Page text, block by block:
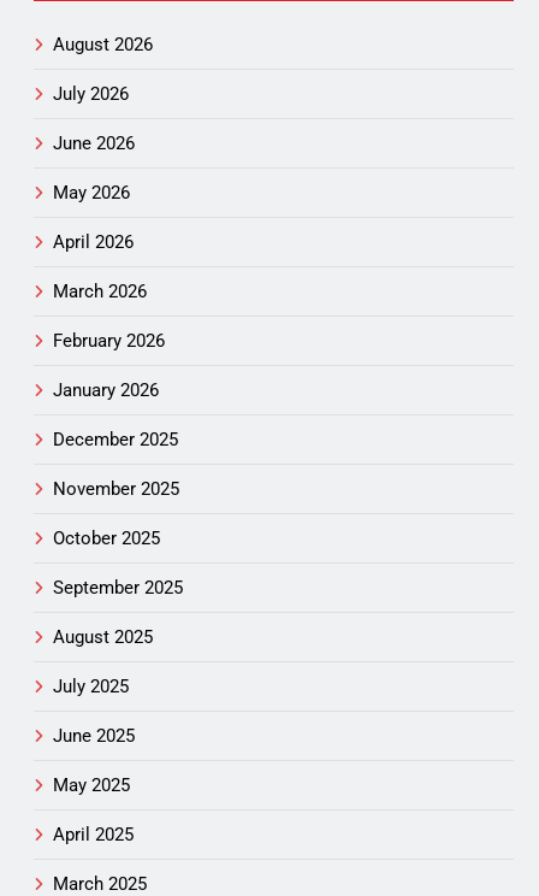
August 2026
July 2026
June 2026
May 2026
April 2026
March 2026
February 2026
January 2026
December 2025
November 2025
October 2025
September 2025
August 2025
July 2025
June 2025
May 2025
April 2025
March 2025